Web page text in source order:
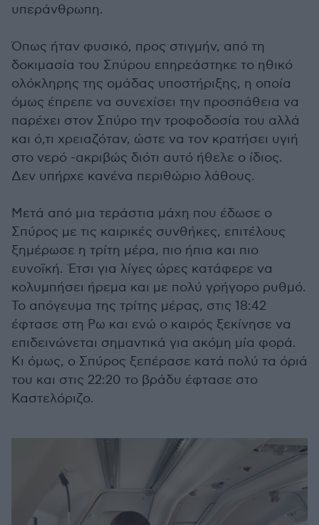
υπεράνθρωπη.
Όπως ήταν φυσικό, προς στιγμήν, από τη
δοκιμασία του Σπύρου επηρεάστηκε το ηθικό
ολόκληρης της ομάδας υποστήριξης, η οποία
όμως έπρεπε να συνεχίσει την προσπάθεια να
παρέχει στον Σπύρο την τροφοδοσία του αλλά
και ό,τι χρειαζόταν, ώστε να τον κρατήσει υγιή
στο νερό -ακριβώς διότι αυτό ήθελε ο ίδιος.
Δεν υπήρχε κανένα περιθώριο λάθους.
Μετά από μια τεράστια μάχη που έδωσε ο
Σπύρος με τις καιρικές συνθήκες, επιτέλους
ξημέρωσε η τρίτη μέρα, πιο ήπια και πιο
ευνοϊκή. Έτσι για λίγες ώρες κατάφερε να
κολυμπήσει ήρεμα και με πολύ γρήγορο ρυθμό.
Το απόγευμα της τρίτης μέρας, στις 18:42
έφτασε στη Ρω και ενώ ο καιρός ξεκίνησε να
επιδεινώνεται σημαντικά για ακόμη μία φορά.
Κι όμως, ο Σπύρος ξεπέρασε κατά πολύ τα όριά
του και στις 22:20 το βράδυ έφτασε στο
Καστελόριζο.